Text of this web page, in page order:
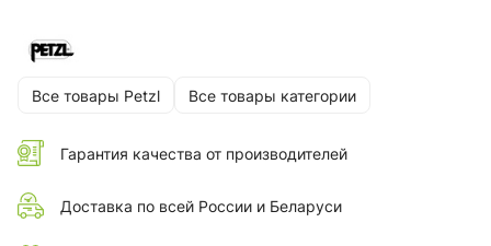
Все товары Petzl Все товары категории
Гарантия качества от производителей
Доставка по всей России и Беларуси